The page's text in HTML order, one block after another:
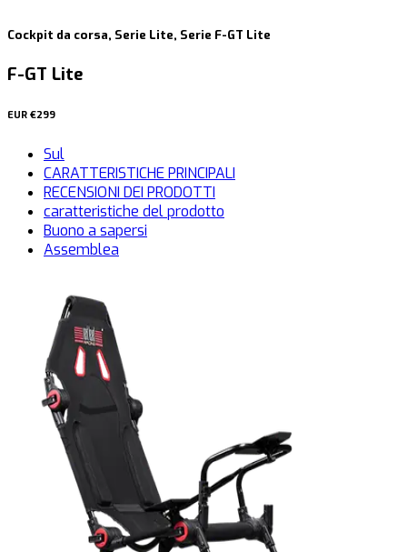
Cockpit da corsa, Serie Lite, Serie F-GT Lite
F-GT Lite
EUR €299
Sul
CARATTERISTICHE PRINCIPALI
RECENSIONI DEI PRODOTTI
caratteristiche del prodotto
Buono a sapersi
Assemblea